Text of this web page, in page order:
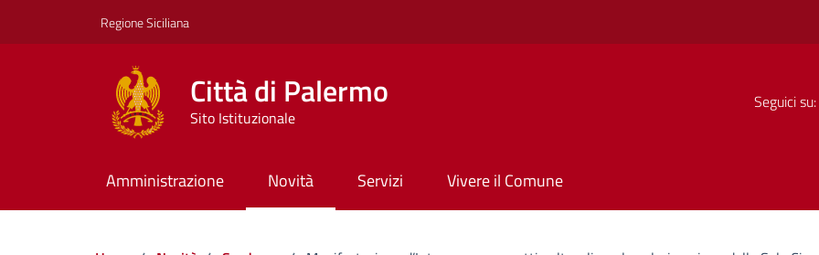
Regione Siciliana
Città di Palermo
Sito Istituzionale
Seguici su:
Amministrazione Novità Servizi Vivere il Comune